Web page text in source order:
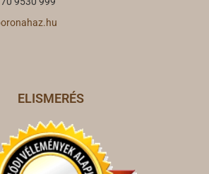
ELISMERÉS